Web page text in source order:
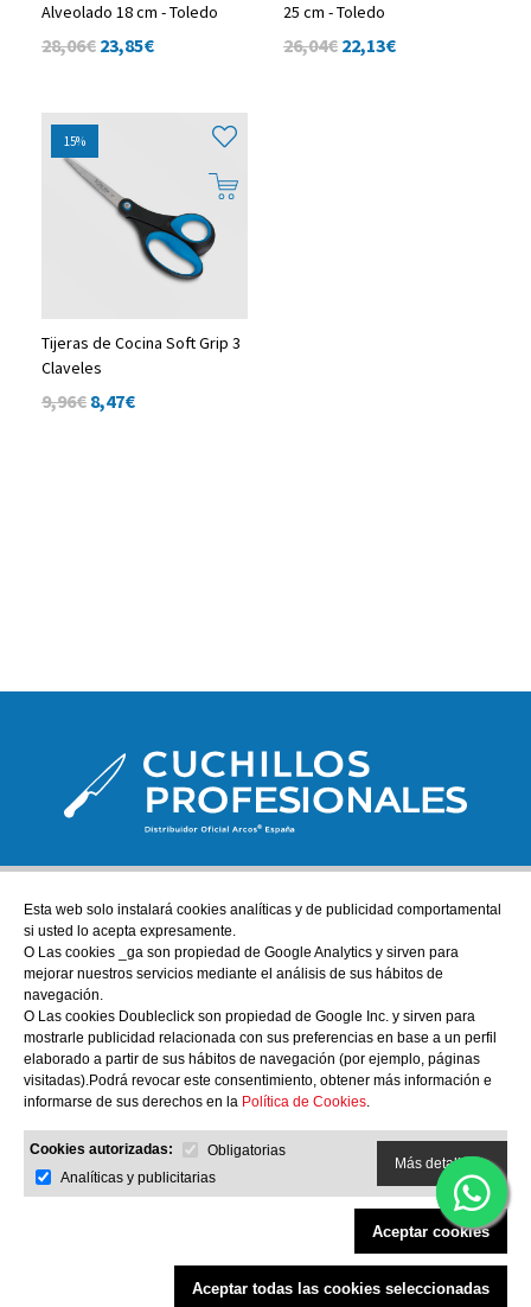
Alveolado 18 cm - Toledo
28,06€ 23,85€
25 cm - Toledo
26,04€ 22,13€
15%
Tijeras de Cocina Soft Grip 3
Claveles
9,96€ 8,47€
ATENCIÓN AL CLIENTE
tienda@cuchillos-profesionales.com
972555255
AYUDA
Nuestra tienda física
Sobre nosotros
INFORMACIÓN
Política de Privacidad y Aviso Legal
Condiciones Generales de Compra
Política de cookies
Esta web solo instalará cookies analíticas y de publicidad comportamental
si usted lo acepta expresamente.
O Las cookies _ga son propiedad de Google Analytics y sirven para
mejorar nuestros servicios mediante el análisis de sus hábitos de
navegación.
O Las cookies Doubleclick son propiedad de Google Inc. y sirven para
mostrarle publicidad relacionada con sus preferencias en base a un perfil
elaborado a partir de sus hábitos de navegación (por ejemplo, páginas
visitadas).Podrá revocar este consentimiento, obtener más información e
informarse de sus derechos en la Política de Cookies.
Cookies autorizadas:
Obligatorias
Analíticas y publicitarias
Más detalles
Aceptar cookies
Aceptar todas las cookies seleccionadas